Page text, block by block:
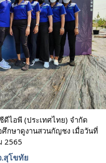
ไอพี (ประเทศไทย) จำกัด
กษาดูงานสวนกัญชง เมื่อวันที่
2565
สุโขทัย